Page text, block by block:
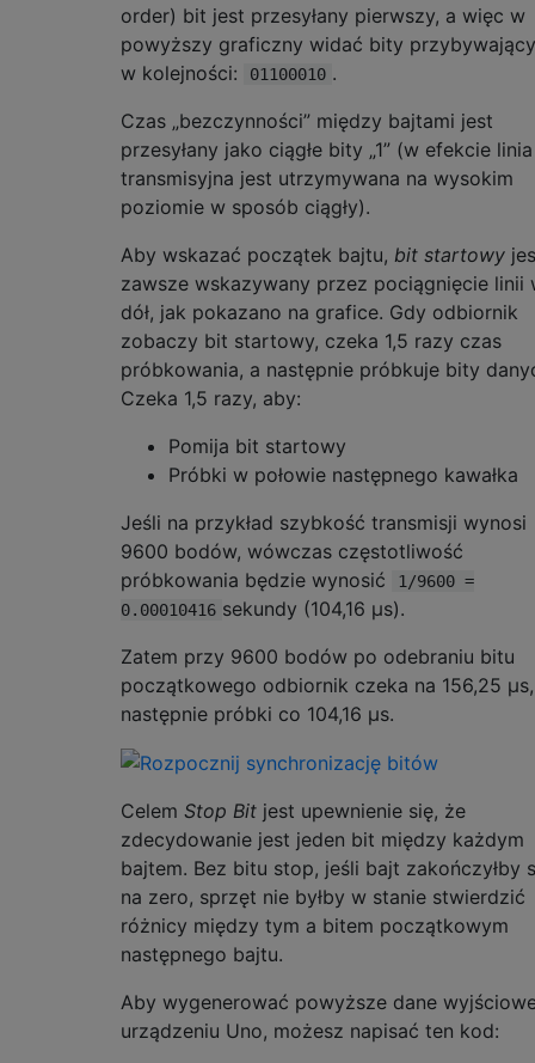
order) bit jest przesyłany pierwszy, a więc w
powyższy graficzny widać bity
w kolejności:
01100010 .
Czas „bezczynności” między bajtami jest
przesyłany jako ciągłe bity „1” (w efekcie linia
transmisyjna jest utrzymywana na wysokim
poziomie w sposób ciągły).
Aby wskazać początek bajtu, bit startowy
zawsze wskazywany przez pociągnięcie linii
dół, jak pokazano na grafice. Gdy odbiornik
zobaczy bit startowy, czeka 1,5 razy czas
próbkowania, a następnie próbkuje bity
Czeka 1,5 razy, aby:
Pomija bit startowy
Próbki w połowie następnego kawałka
Jeśli na przykład szybkość transmisji wynosi
9600 bodów, wówczas częstotliwość
próbkowania będzie wynosić
1/9600 =
0.00010416 sekundy (104,16 µs).
Zatem przy 9600 bodów po odebraniu bitu
początkowego odbiornik czeka na 156,25
następnie próbki co 104,16 µs.
Celem Stop Bit jest upewnienie się, że
zdecydowanie jest jeden bit między każdym
bajtem. Bez bitu stop, jeśli bajt zakończyłby
na zero, sprzęt nie byłby w stanie stwierdzić
różnicy między tym a bitem początkowym
następnego bajtu.
Aby wygenerować powyższe dane
urządzeniu Uno, możesz napisać ten kod: